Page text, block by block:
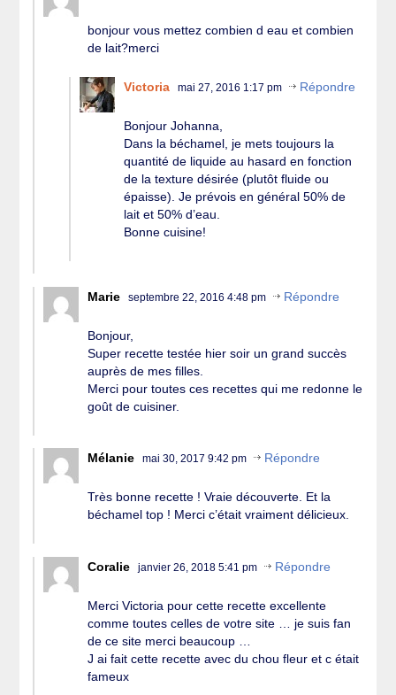
bonjour vous mettez combien d eau et combien
de lait?merci
Victoria mai 27, 2016 1:17 pm Répondre
Bonjour Johanna,
Dans la béchamel, je mets toujours la
quantité de liquide au hasard en fonction
de la texture désirée (plutôt fluide ou
épaisse). Je prévois en général 50% de
lait et 50% d’eau.
Bonne cuisine!
Marie septembre 22, 2016 4:48 pm Répondre
Bonjour,
Super recette testée hier soir un grand succès
auprès de mes filles.
Merci pour toutes ces recettes qui me redonne le
goût de cuisiner.
Mélanie mai 30, 2017 9:42 pm Répondre
Très bonne recette ! Vraie découverte. Et la
béchamel top ! Merci c’était vraiment délicieux.
Coralie janvier 26, 2018 5:41 pm Répondre
Merci Victoria pour cette recette excellente
comme toutes celles de votre site … je suis fan
de ce site merci beaucoup …
J ai fait cette recette avec du chou fleur et c était
fameux